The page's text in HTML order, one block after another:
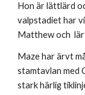
Hon är lättlärd
valpstadiet har
Matthew och
Maze har ärvt
stamtavlan med
stark härlig